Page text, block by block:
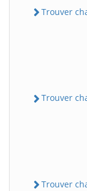
Trouver
Trouver
Trouver